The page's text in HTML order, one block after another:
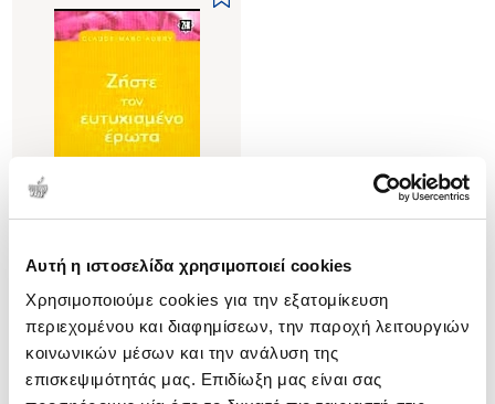
Αυτή η ιστοσελίδα χρησιμοποιεί cookies
Χρησιμοποιούμε cookies για την εξατομίκευση
περιεχομένου και διαφημίσεων, την παροχή λειτουργιών
κοινωνικών μέσων και την ανάλυση της
επισκεψιμότητάς μας. Επιδίωξη μας είναι σας
(0)
ΖΗΣΤΕ ΤΟΝ ΕΥΤΥΧΙΣΜΕΝΟ
ΕΡΩΤΑ
ΑΠΛΕΣ ΚΑΙ ΠΡΑΚΤΙΚΕΣ
ΣΥΜΒΟΥΛΕΣ ΓΙΑ ΜΙΑ
ΕΠΙΤΥΧΗΜΕΝΗ ΣΥΝΤΡΟΦΙΚΗ
AUBRY CLAUDE-MARC
Κωδ. Πολιτείας:2410-0316